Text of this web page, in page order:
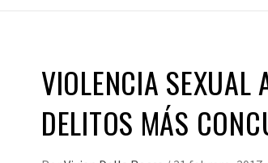
VIOLENCIA SEXUAL
DELITOS MÁS